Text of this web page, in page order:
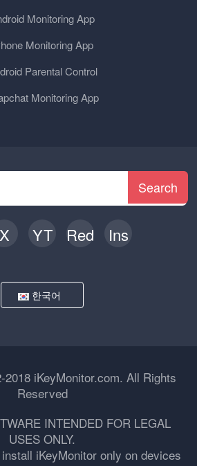
Monitoring App
Monitoring App
Parental Control
Monitoring App
Search
X YT Red Ins
한국어
2018 iKeyMonitor.com. All Rights
Reserved
INTENDED FOR LEGAL
USES ONLY.
iKeyMonitor only on devices